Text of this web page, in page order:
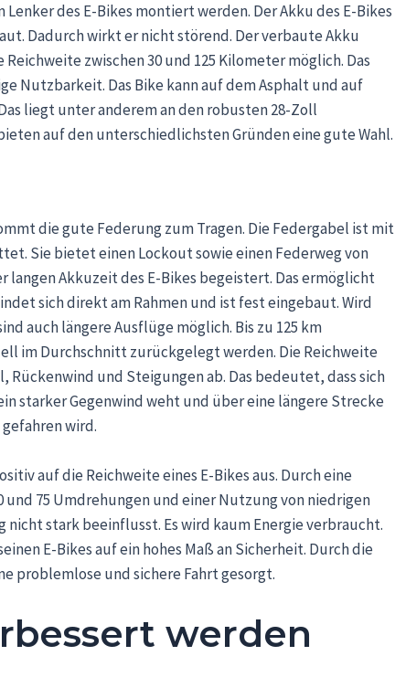
des E-Bikes montiert werden. Der Akku des E-Bikes
Dadurch wirkt er nicht störend. Der verbaute Akku
zwischen 30 und 125 Kilometer möglich. Das
Nutzbarkeit. Das Bike kann auf dem Asphalt und auf
liegt unter anderem an den robusten 28-Zoll
auf den unterschiedlichsten Gründen eine gute Wahl.
die gute Federung zum Tragen. Die Federgabel ist mit
Sie bietet einen Lockout sowie einen Federweg von
langen Akkuzeit des E-Bikes begeistert. Das ermöglicht
sich direkt am Rahmen und ist fest eingebaut. Wird
auch längere Ausflüge möglich. Bis zu 125 km
im Durchschnitt zurückgelegt werden. Die Reichweite
Rückenwind und Steigungen ab. Das bedeutet, dass sich
starker Gegenwind weht und über eine längere Strecke
wird.
auf die Reichweite eines E-Bikes aus. Durch eine
75 Umdrehungen und einer Nutzung von niedrigen
stark beeinflusst. Es wird kaum Energie verbraucht.
E-Bikes auf ein hohes Maß an Sicherheit. Durch die
problemlose und sichere Fahrt gesorgt.
werden